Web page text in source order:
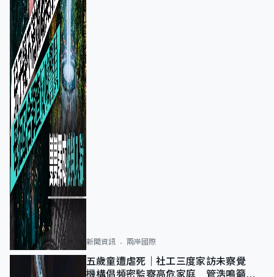
新聞資訊 兩岸國際
五歲童遭虐死｜社工三度家訪未察覺
機構倡頻密監察高危家庭 管浩鳴籲加